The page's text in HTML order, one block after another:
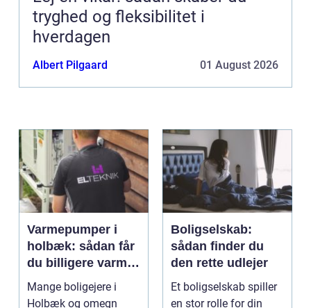
tryghed og fleksibilitet i
hverdagen
Albert Pilgaard 01 August 2026
Varmepumper i
holbæk: sådan får
du billigere varme
og bedre
indeklima
Mange boligejere i
Holbæk og omegn
Boligselskab:
sådan finder du
den rette udlejer
Et boligselskab spiller
en stor rolle for din